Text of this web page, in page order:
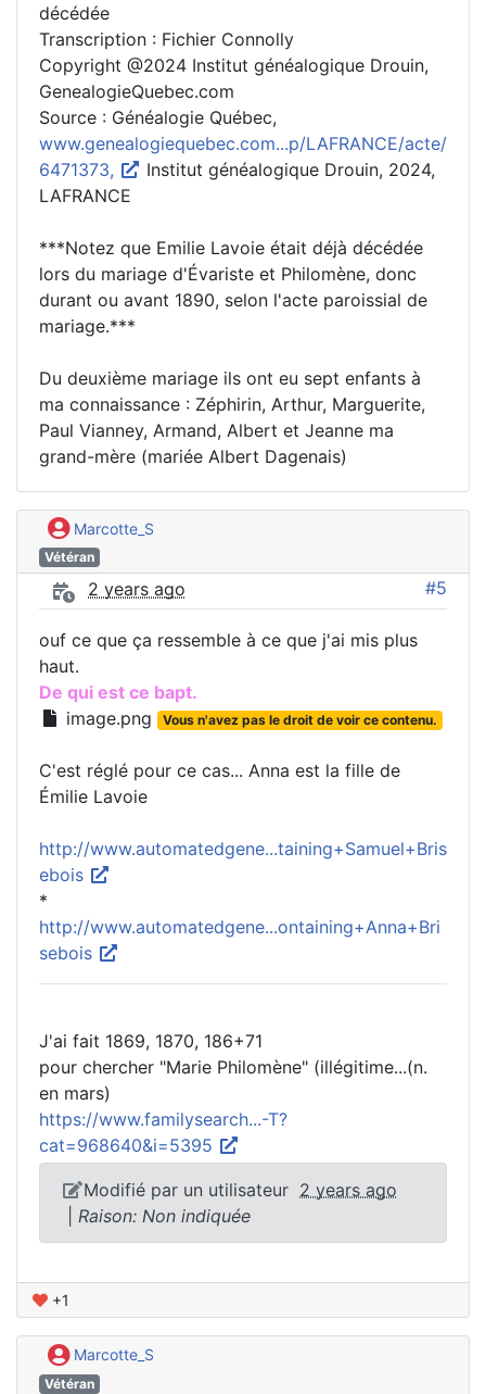
décédée
Transcription : Fichier Connolly
Copyright @2024 Institut généalogique Drouin,
GenealogieQuebec.com
Source : Généalogie Québec,
www.genealogiequebec.com...p/LAFRANCE/acte/
6471373,
Institut généalogique Drouin, 2024,
LAFRANCE
***Notez que Emilie Lavoie était déjà décédée
lors du mariage d'Évariste et Philomène, donc
durant ou avant 1890, selon l'acte paroissial de
mariage.***
Du deuxième mariage ils ont eu sept enfants à
ma connaissance : Zéphirin, Arthur, Marguerite,
Paul Vianney, Armand, Albert et Jeanne ma
grand-mère (mariée Albert Dagenais)
Marcotte_S
Vétéran
2 years ago #5
ouf ce que ça ressemble à ce que j'ai mis plus
haut.
De qui est ce bapt.
image.png
Vous n'avez pas le droit de voir ce contenu.
C'est réglé pour ce cas... Anna est la fille de
Émilie Lavoie
http://www.automatedgene...taining+Samuel+Bris
ebois
*
http://www.automatedgene...ontaining+Anna+Bri
sebois
J'ai fait 1869, 1870, 186+71
pour chercher "Marie Philomène" (illégitime...(n.
en mars)
https://www.familysearch...-T?
cat=968640&i=5395
Modifié par un utilisateur 2 years ago
Raison: Non indiquée
+1
Marcotte_S
Vétéran